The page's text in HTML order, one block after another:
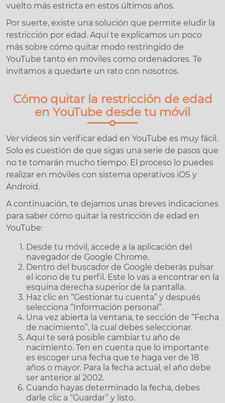
vuelto más estricta en estos últimos años.
Por suerte, existe una solución que permite eludir la
restricción por edad. Aquí te explicamos un poco
más sobre cómo quitar modo restringido de
YouTube tanto en móviles como ordenadores. Te
invitamos a quedarte un rato con nosotros.
Cómo quitar la restricción de edad
en YouTube desde tu móvil
Ver vídeos sin verificar edad en YouTube es muy fácil.
Solo es cuestión de que sigas una serie de pasos que
no te tomarán mucho tiempo. El proceso lo puedes
realizar en móviles con sistema operativos iOS y
Android.
A continuación, te dejamos unas breves indicaciones
para saber cómo quitar la restricción de edad en
YouTube:
Desde tu móvil, accede a la aplicación del
navegador de Google Chrome.
Dentro del buscador de Google deberás pulsar
el icono de tu perfil. Este lo vas a encontrar en la
esquina derecha superior de la pantalla.
Haz clic en “Gestionar tu cuenta” y después
selecciona “Información personal”.
Una vez abierta la ventana, te sección de “Fecha
de nacimiento”, la cual debes seleccionar.
Aquí te será posible cambiar tu año de
nacimiento. Ten en cuenta que lo importante
es escoger una fecha que te haga ver de 18
años o mayor. Para la fecha actual, el año debe
ser anterior al 2002.
Cuando hayas determinado la fecha, debes
darle clic a “Guardar” y listo.